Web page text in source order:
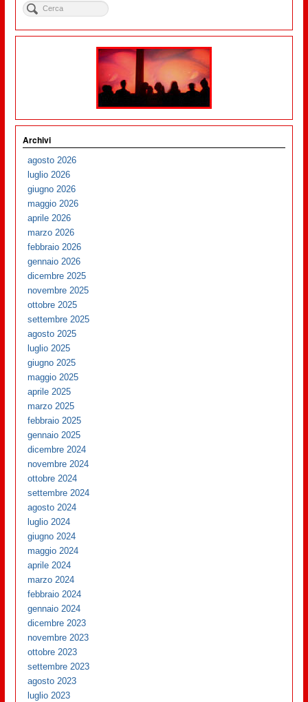
Archivi
agosto 2026
luglio 2026
giugno 2026
maggio 2026
aprile 2026
marzo 2026
febbraio 2026
gennaio 2026
dicembre 2025
novembre 2025
ottobre 2025
settembre 2025
agosto 2025
luglio 2025
giugno 2025
maggio 2025
aprile 2025
marzo 2025
febbraio 2025
gennaio 2025
dicembre 2024
novembre 2024
ottobre 2024
settembre 2024
agosto 2024
luglio 2024
giugno 2024
maggio 2024
aprile 2024
marzo 2024
febbraio 2024
gennaio 2024
dicembre 2023
novembre 2023
ottobre 2023
settembre 2023
agosto 2023
luglio 2023